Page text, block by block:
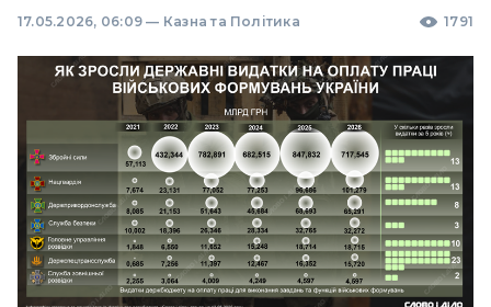
17.05.2026, 06:09 — Казна та Політика 1791